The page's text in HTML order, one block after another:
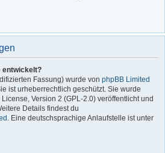
entwickelt?
Fassung) wurde von phpBB Limited
ist urheberrechtlich geschützt. Sie wurde
Version 2 (GPL-2.0) veröffentlicht und
Details findest du
. Eine deutschsprachige Anlaufstelle ist unter